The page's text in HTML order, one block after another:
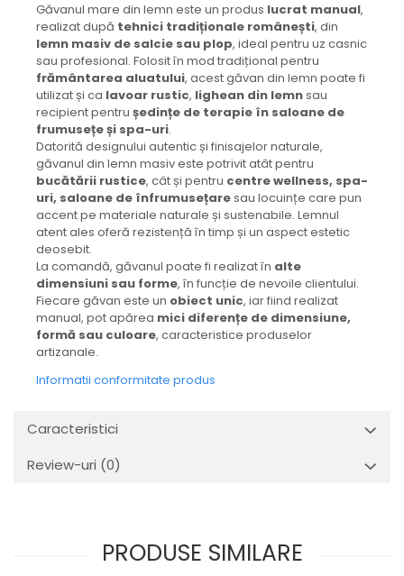
Găvanul mare din lemn este un produs lucrat manual,
realizat după tehnici tradiționale românești, din
lemn masiv de salcie sau plop, ideal pentru uz casnic
sau profesional. Folosit în mod tradițional pentru
frământarea aluatului, acest găvan din lemn poate fi
utilizat și ca lavoar rustic, lighean din lemnsau
recipient pentru ședințe de terapie în saloane de
frumusețe și spa-uri.
Datorită designului autentic și finisajelor naturale,
găvanul din lemn masiv este potrivit atât pentru
bucătării rustice, cât și pentru centre wellness, spa-
uri, saloane de înfrumusețaresau locuințe care pun
accent pe materiale naturale și sustenabile. Lemnul
atent ales oferă rezistență în timp și un aspect estetic
deosebit.
La comandă, găvanul poate fi realizat în alte
dimensiuni sau forme, în funcție de nevoile clientului.
Fiecare găvan este un obiect unic, iar fiind realizat
manual, pot apărea mici diferențe de dimensiune,
formă sau culoare, caracteristice produselor
artizanale.
Informatii conformitate produs
Caracteristici
Review-uri (0)
PRODUSE SIMILARE